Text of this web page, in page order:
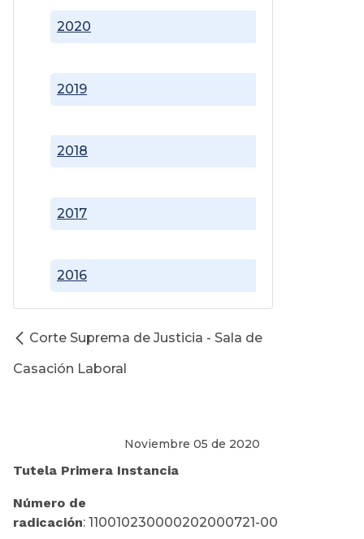
2016
2017
2018
2019
2020
Corte Suprema de Justicia - Sala de
Casación Laboral
Noviembre 05 de 2020
Tutela Primera Instancia
Número de
radicación: 110010230000202000721-00